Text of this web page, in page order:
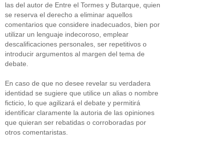
las del autor de Entre el Tormes y Butarque, quien
se reserva el derecho a eliminar aquellos
comentarios que considere inadecuados, bien por
utilizar un lenguaje indecoroso, emplear
descalificaciones personales, ser repetitivos o
introducir argumentos al margen del tema de
debate.
En caso de que no desee revelar su verdadera
identidad se sugiere que utilice un alias o nombre
ficticio, lo que agilizará el debate y permitirá
identificar claramente la autoria de las opiniones
que quieran ser rebatidas o corroboradas por
otros comentaristas.